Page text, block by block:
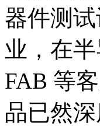
器件测
业，在
FAB 等
品已然